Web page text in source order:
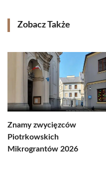
Zobacz Także
Znamy zwycięzców
Piotrkowskich
Mikrograntów 2026